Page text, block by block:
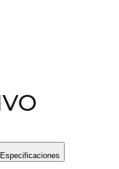
Especificaciones